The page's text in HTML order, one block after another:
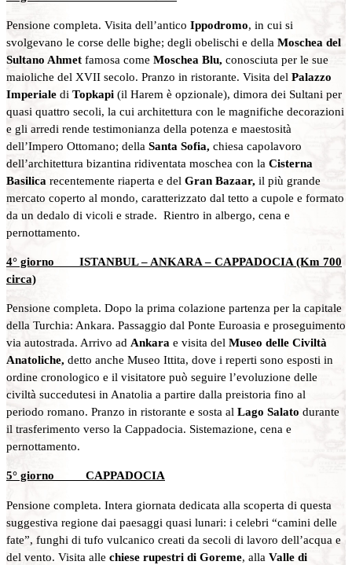
Pensione completa. Visita dell’antico Ippodromo, in cui si
svolgevano le corse delle bighe; degli obelischi e della Moschea del
Sultano Ahmet famosa come Moschea Blu, conosciuta per le sue
maioliche del XVII secolo. Pranzo in ristorante. Visita del Palazzo
Imperiale di Topkapi (il Harem è opzionale), dimora dei Sultani per
quasi quattro secoli, la cui architettura con le magnifiche decorazioni
e gli arredi rende testimonianza della potenza e maestosità
dell’Impero Ottomano; della Santa Sofia, chiesa capolavoro
dell’architettura bizantina ridiventata moschea con la Cisterna
Basilica recentemente riaperta e del Gran Bazaar, il più grande
mercato coperto al mondo, caratterizzato dal tetto a cupole e formato
da un dedalo di vicoli e strade. Rientro in albergo, cena e
pernottamento.
4° giorno ISTANBUL – ANKARA – CAPPADOCIA (Km 700
circa)
Pensione completa. Dopo la prima colazione partenza per la capitale
della Turchia: Ankara. Passaggio dal Ponte Euroasia e proseguimento
via autostrada. Arrivo ad Ankara e visita del Museo delle Civiltà
Anatoliche, detto anche Museo Ittita, dove i reperti sono esposti in
ordine cronologico e il visitatore può seguire l’evoluzione delle
civiltà succedutesi in Anatolia a partire dalla preistoria fino al
periodo romano. Pranzo in ristorante e sosta al Lago Salato durante
il trasferimento verso la Cappadocia. Sistemazione, cena e
pernottamento.
5° giorno CAPPADOCIA
Pensione completa. Intera giornata dedicata alla scoperta di questa
suggestiva regione dai paesaggi quasi lunari: i celebri “camini delle
fate”, funghi di tufo vulcanico creati da secoli di lavoro dell’acqua e
del vento. Visita alle chiese rupestri di Goreme, alla Valle di